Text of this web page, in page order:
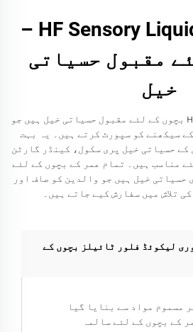
HF Sensory Liquid Floor Tiles –
مقبول حسیاتی
خیل
HF Sensory Liquid Floor Tiles بچوں کے لئے مقبول حسیاتی خیل ہیں جو
سیکھنے کو سپورٹ کرتے ہیں۔ یہ بہت
حسیاتی خیل پری سکول، کینڈر گارٹن
مناسب ہیں۔ تمام عمر کے بچوں کے لئے
حسیاتی خیل ہیں جو والدین کو صاف اور
تلاش میں سفارش کیے جاتے ہیں۔
لیکوئڈ فلور ٹائیلز بچوں کے
مسموم مواد سے بنایا گیا
کے بچوں کے لئے سالمہ